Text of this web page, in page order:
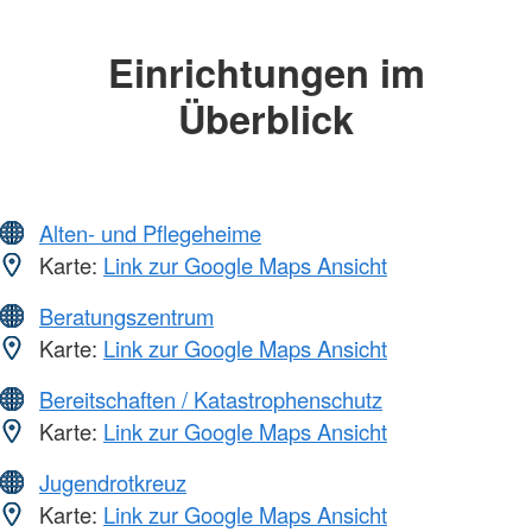
Einrichtungen im
Überblick
Alten- und Pflegeheime
Karte: Link zur Google Maps Ansicht
Beratungszentrum
Karte: Link zur Google Maps Ansicht
Bereitschaften / Katastrophenschutz
Karte: Link zur Google Maps Ansicht
Jugendrotkreuz
Karte: Link zur Google Maps Ansicht